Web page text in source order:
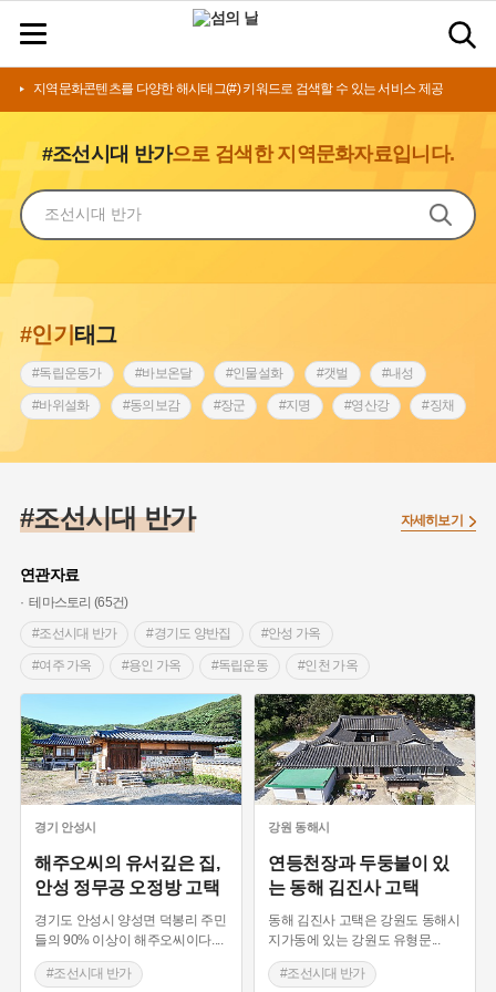
지역문화콘텐츠를 다양한 해시태그(#) 키워드로 검색할 수 있는 서비스 제공
#조선시대 반가으로 검색한 지역문화자료입니다.
#인기태그
#독립운동가 #바보온달 #인물설화 #갯벌 #내성
#바위설화 #동의보감 #장군 #지명 #영산강 #징채
#인천 #외성 #허준 #낙성대
#황해도
#조선역사 #대한애국부인회
#왕건 #전라남도 지명유래 #목민관 #강감찬
#온라인 생활사박물관 #강동구 #제주도설화
#여성독립운동가 #조선시대 문신 #3.1운동 #애민
#김마리아 #여성 독립운동가 #28독립선언 #온달
#문화유산 #노원구 #마을 #전설 #박물관
#경기도설화 #강서구 #공예품 #원호원두표묘역 #용인
#지명유래 #대한민국임시정부
#용인의 전설 #끈기 #산성 #동화 #생활용품
#의병활동 #영산포 #수령 #부산 #항일투쟁
#남자현
#조선시대 반가
연관자료
테마스토리 (65건)
#조선시대 반가
#경기도 양반집 #안성 가옥
#여주 가옥 #용인 가옥 #독립운동 #인천 가옥
#경상남도 양반집 #함양 가옥 #드라마 촬영지
#전라남도 양반집 #담양 가옥 #화순 가옥
#전라북도 양반집 #임실 가옥 #근대 가옥
#강릉 가옥 #강원도 양반집 #동해 가옥
#속초 가옥 #정선 가옥
#경상북도 양반집 #경주 가옥 #종가 #종가집
#성주 가옥 #조선시대 양반집 #충청남도 양반집
#예산 가옥 #대전 가옥 #안동 가옥
#독립운동가 #생가 #영화 촬영지
자세히보기
경기 안성시
해주오씨의 유서깊은 집,
안성 정무공 오정방 고택
경기도 안성시 양성면 덕봉리 주민
들의 90% 이상이 해주오씨이다.
#조선시대 반가
강원 동해시
연등천장과 두둥불이 있
는 동해 김진사 고택
동해 김진사 고택은 강원도 동해시
지가동에 있는 강원도 유형문
#조선시대 반가